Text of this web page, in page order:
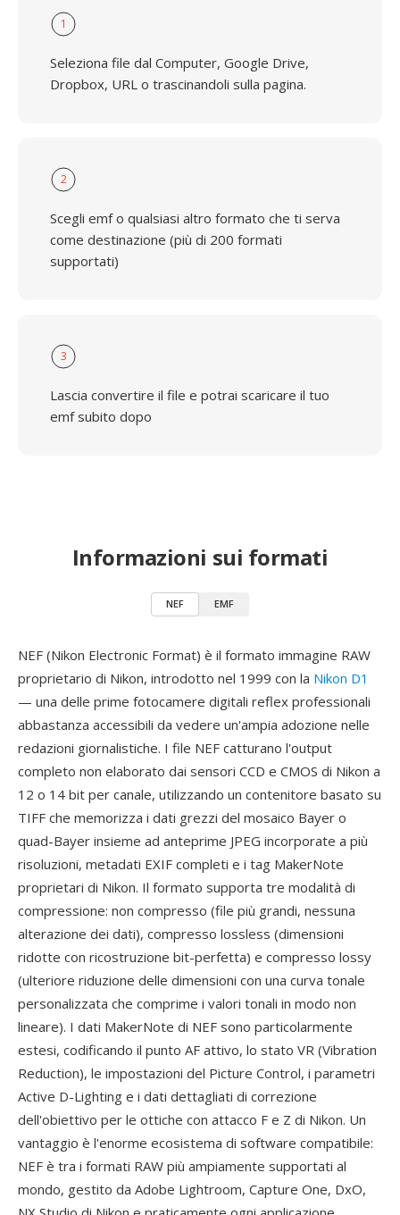
1
Seleziona file dal Computer, Google Drive,
Dropbox, URL o trascinandoli sulla pagina.
2
Scegli emf o qualsiasi altro formato che ti serva
come destinazione (più di 200 formati
supportati)
3
Lascia convertire il file e potrai scaricare il tuo
emf subito dopo
Informazioni sui formati
NEF EMF
NEF (Nikon Electronic Format) è il formato immagine RAW
proprietario di Nikon, introdotto nel 1999 con la Nikon D1
— una delle prime fotocamere digitali reflex professionali
abbastanza accessibili da vedere un'ampia adozione nelle
redazioni giornalistiche. I file NEF catturano l'output
completo non elaborato dai sensori CCD e CMOS di Nikon a
12 o 14 bit per canale, utilizzando un contenitore basato su
TIFF che memorizza i dati grezzi del mosaico Bayer o
quad-Bayer insieme ad anteprime JPEG incorporate a più
risoluzioni, metadati EXIF completi e i tag MakerNote
proprietari di Nikon. Il formato supporta tre modalità di
compressione: non compresso (file più grandi, nessuna
alterazione dei dati), compresso lossless (dimensioni
ridotte con ricostruzione bit-perfetta) e compresso lossy
(ulteriore riduzione delle dimensioni con una curva tonale
personalizzata che comprime i valori tonali in modo non
lineare). I dati MakerNote di NEF sono particolarmente
estesi, codificando il punto AF attivo, lo stato VR (Vibration
Reduction), le impostazioni del Picture Control, i parametri
Active D-Lighting e i dati dettagliati di correzione
dell'obiettivo per le ottiche con attacco F e Z di Nikon. Un
vantaggio è l'enorme ecosistema di software compatibile:
NEF è tra i formati RAW più ampiamente supportati al
mondo, gestito da Adobe Lightroom, Capture One, DxO,